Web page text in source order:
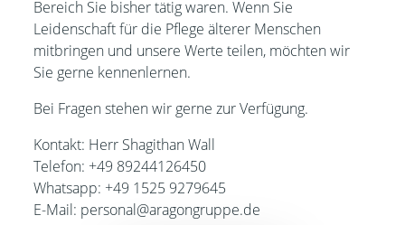
Bereich Sie bisher tätig waren. Wenn Sie
Leidenschaft für die Pflege älterer Menschen
mitbringen und unsere Werte teilen, möchten wir
Sie gerne kennenlernen.
Bei Fragen stehen wir gerne zur Verfügung.
Kontakt: Herr Shagithan Wall
Telefon: +49 89244126450
Whatsapp: +49 1525 9279645
E-Mail: personal@aragongruppe.de